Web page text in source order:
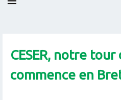
CESER, notre tour
commence en